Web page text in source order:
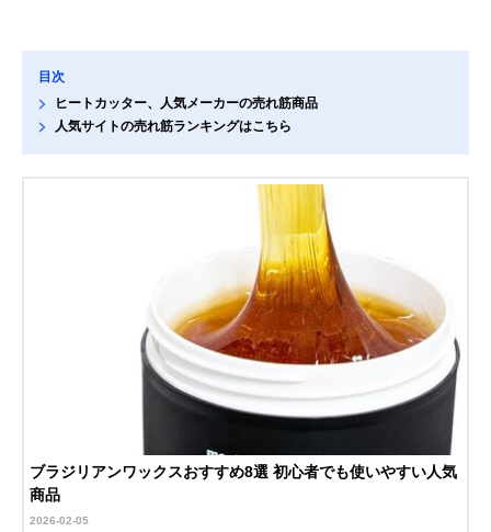
目次
ヒートカッター、人気メーカーの売れ筋商品
人気サイトの売れ筋ランキングはこちら
ブラジリアンワックスおすすめ8選 初心者でも使いやすい人気
商品
2026-02-05